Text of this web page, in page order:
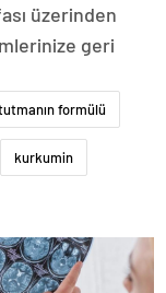
üzerinden
geri
tutmanın formülü
kurkumin